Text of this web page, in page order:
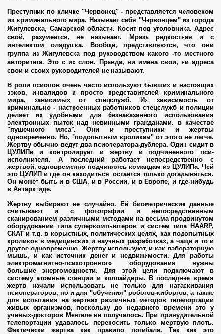
Преступник по кличке "Червонец" - представляется человеком
из криминального мира. Называет себя "Червонцем" из города
Жигулевска, Самарской области. Косит под уголовника. Адрес
свой, разумеется, не называет. Мразь редкостная и с
интелектом оладушка. Вообще, представляются, что они
группа из Жигулевска под руководством какого -то местного
авторитета. Это с их слов. Правда, ни имена свои, ни адреса
свои и своих руководителей не называют.
В роли псиопов очень часто используют бывших и настоящих
зэков, инвалидов и просто представителей криминального
мира, зависимых от спецслужб. Их зависимость от
криминально - настроенных работников спецслужб и полиции
делает их удобными для безнаказанного использования
электронных пыток над невинными гражданами, в качестве
"пушечного мяса". Они и преступники и жертвы
одновременно. Но, "подопытным кроликам" от этого не легче.
Жертву обычно ведут два псиоператора-дублера. Один сидит в
ЦУЛИПе и контролирует и жертву и подчиненного пси-
исполнителя. А последний работает непосредственно с
жертвой, одновременно подчиняясь командам из ЦУЛИПа. Чей
это ЦУЛИП и где он находиться, остается только догадываться.
Он может быть и в США, и в России, и в Европе, и где-нибудь
в Антарктиде.
Жертву выбирают не случайно. Её биометрические данные
считывают и с фотографий и непосредственным
сканированием различными методами на весьма продвинутом
оборудовании типа суперкомпьютеров и систем типа HAARP,
СКАТ и т.д. в корыстных, политических целях, как подопытных
кроликов в медицинских и научных разработках, а чаще и то и
другое одновременно. Жертву используют, и как лабораторную
мышь, и как источник денег и недвижимости. Для работы
электромагнитно-психотронного оборудования нужны
большие энергомощности. Для этой цели подключают в
систему атомные станции и коллайдеры. В последнее время
жертв начали использовать не только для натаскивания
псиоператоров, но и для "обучения" роботов-киборгов, а также
для испытания на жертвах различных методов телепортации
живых организмов, поскольку до недавнего времени это у
ученых-докторов Менгеле не получалось. При принудительной
телепортации удавалось переносить только мертвую плоть.
Фактически жертва как правило погибала. Так как это
в психотронном терроре
«штази»
чиновников
убийц
на людях